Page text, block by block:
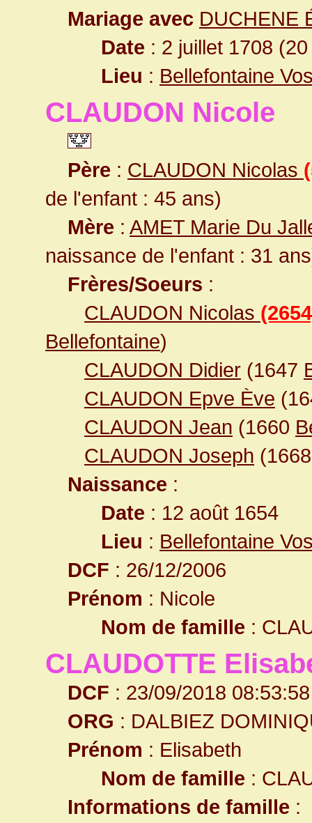
Mariage avec DUCHENE
Date : 2 juillet 1708
Lieu : Bellefontaine
CLAUDON Nicole
Père : CLAUDON Nicolas
de l'enfant : 45 ans)
Mère : AMET Marie Du
naissance de l'enfant : 31
Frères/Soeurs :
CLAUDON Nicolas
Bellefontaine)
CLAUDON Didier (1647
CLAUDON Epve Ève
CLAUDON Jean (1660
CLAUDON Joseph
Naissance :
Date : 12 août 1654
Lieu : Bellefontaine
DCF : 26/12/2006
Prénom : Nicole
Nom de famille :
CLAUDOTTE
DCF : 23/09/2018 08:53:58
ORG : DALBIEZ
Prénom : Elisabeth
Nom de famille :
Informations de famille :